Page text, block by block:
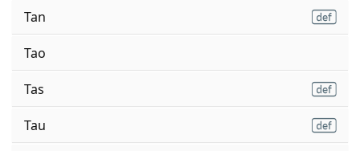
Tan
Tao
Tas
Tau